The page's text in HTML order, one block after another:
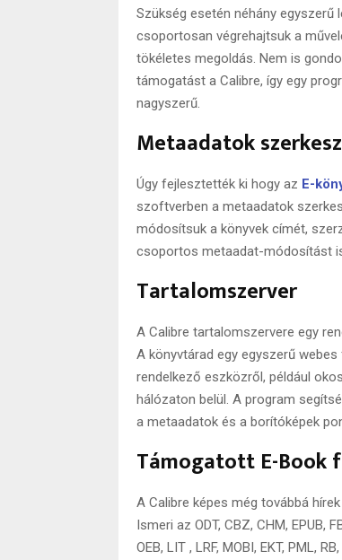
Szükség esetén néhány egyszerű
csoportosan végrehajtsuk a
tökéletes megoldás. Nem is
támogatást a Calibre, így egy
nagyszerű.
Metaadatok
Úgy fejlesztették ki hogy az E-
szoftverben a metaadatok
módosítsuk a könyvek címét,
csoportos metaadat-módosítást
Tartalomszerver
A Calibre tartalomszervere egy
A könyvtárad egy egyszerű
rendelkező eszközről, például
hálózaton belül. A program
a metaadatok és a borítóképek
Támogatott E-Book
A Calibre képes még továbbá
Ismeri az ODT, CBZ, CHM, EPUB,
OEB, LIT , LRF, MOBI, EKT, PML,